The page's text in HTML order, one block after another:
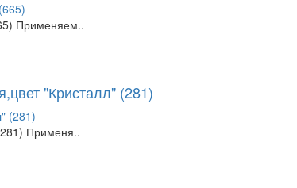
Применяем..
"Кристалл" (281)
Применя..